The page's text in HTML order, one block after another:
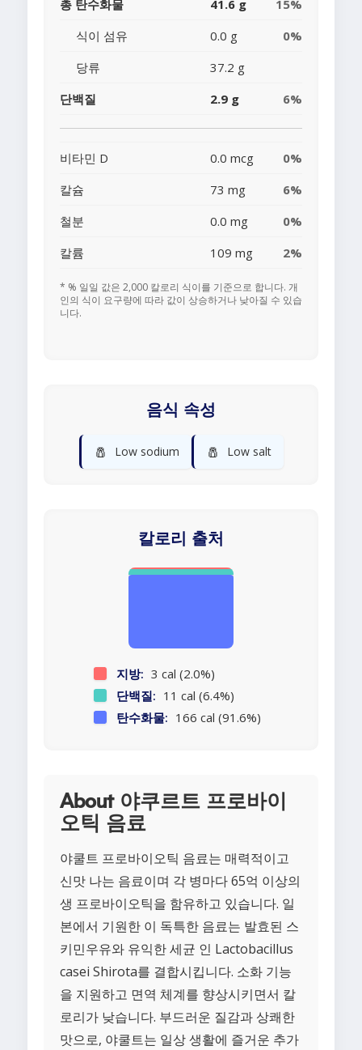
총 탄수화물 41.6 g
15%
식이 섬유
0.0 g
0%
당류
37.2 g
단백질
2.9 g 6%
비타민 D 0.0 mcg
0%
칼슘
73 mg
6%
철분
0.0 mg
0%
칼륨
109 mg 2%
* % 일일 값은 2,000 칼로리 식이를 기준으로 합니다. 개
인의 식이 요구량에 따라 값이 상승하거나 낮아질 수 있습
니다.
음식 속성
🧂 Low sodium 🧂 Low salt
칼로리 출처
지방: 3 cal (2.0%)
단백질: 11 cal (6.4%)
탄수화물: 166 cal (91.6%)
About 야쿠르트 프로바이
오틱 음료
야쿨트 프로바이오틱 음료는 매력적이고
신맛 나는 음료이며 각 병마다 65억 이상의
생 프로바이오틱을 함유하고 있습니다. 일
본에서 기원한 이 독특한 음료는 발효된 스
키민우유와 유익한 세균 인 Lactobacillus
casei Shirota를 결합시킵니다. 소화 기능
을 지원하고 면역 체계를 향상시키면서 칼
로리가 낮습니다. 부드러운 질감과 상쾌한
맛으로, 야쿨트는 일상 생활에 즐거운 추가